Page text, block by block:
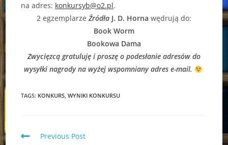
na adres: konkursyb@o2.pl.
2 egzemplarzeŹródła J. D. Horna wędrują do:
Book Worm
Bookowa Dama
Zwycięzcą gratuluję i proszę o podesłanie adresów do
wysyłki nagrody na wyżej wspomniany adres e-mail.
TAGS: KONKURS, WYNIKI KONKURSU
Read
Previous Post